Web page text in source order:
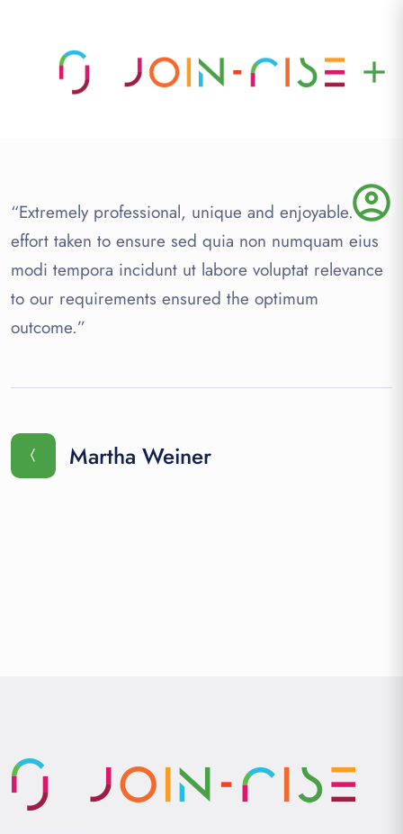
add
“Extremely professional, unique and enjoyable. The
effort taken to ensure sed quia non numquam eius
modi tempora incidunt ut labore voluptat relevance
to our requirements ensured the optimum
outcome.”
Martha Weiner
account_circle